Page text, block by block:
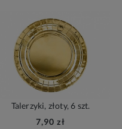
Talerzyki, złoty, 6 szt.
7,90 zł